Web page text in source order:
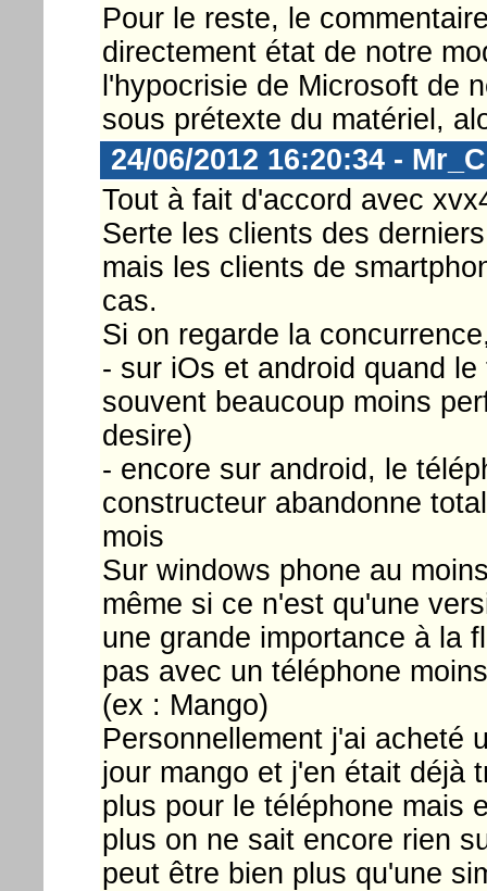
Pour le reste, le
directement état de notre
l'hypocrisie de Microsoft de
sous prétexte du matériel,
24/06/2012 16:20:34 -
Tout à fait d'accord avec
Serte les clients des
mais les clients de
cas.
Si on regarde la
- sur iOs et android quand
souvent beaucoup moins
desire)
- encore sur android, le
constructeur abandonne
mois
Sur windows phone au
même si ce n'est qu'une
une grande importance à la
pas avec un téléphone
(ex : Mango)
Personnellement j'ai acheté
jour mango et j'en était déjà
plus pour le téléphone mais
plus on ne sait encore rien
peut être bien plus qu'une